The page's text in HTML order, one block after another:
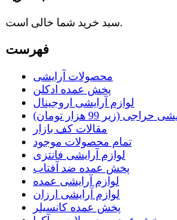
سبد خرید شما خالی است.
فهرست
محصولات آرایشی
پخش عمده ادکلن
لوازم آرایشی اروجینال
(زیر 99 هزار تومان)
مقالات کف بازار
تمام محصولات موجود
لوازم آرایشی فانتزی
پخش عمده ضد آفتاب
لوازم آرایشی عمده
لوازم آرایشی ارزان
پخش عمده کانسیلر